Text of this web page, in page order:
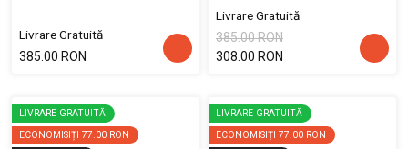
Livrare Gratuită
385.00 RON
Livrare Gratuită
385.00 RON
308.00 RON
LIVRARE GRATUITĂ
ECONOMISIȚI 77.00 RON
LIVRARE GRATUITĂ
ECONOMISIȚI 77.00 RON